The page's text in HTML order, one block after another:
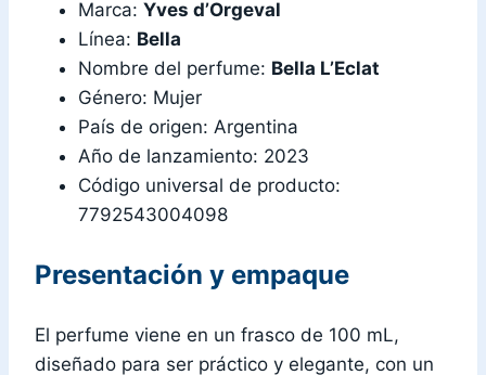
Marca: Yves d’Orgeval
Línea: Bella
Nombre del perfume: Bella L’Eclat
Género: Mujer
País de origen: Argentina
Año de lanzamiento: 2023
Código universal de producto:
7792543004098
Presentación y empaque
El perfume viene en un frasco de 100 mL,
diseñado para ser práctico y elegante, con un